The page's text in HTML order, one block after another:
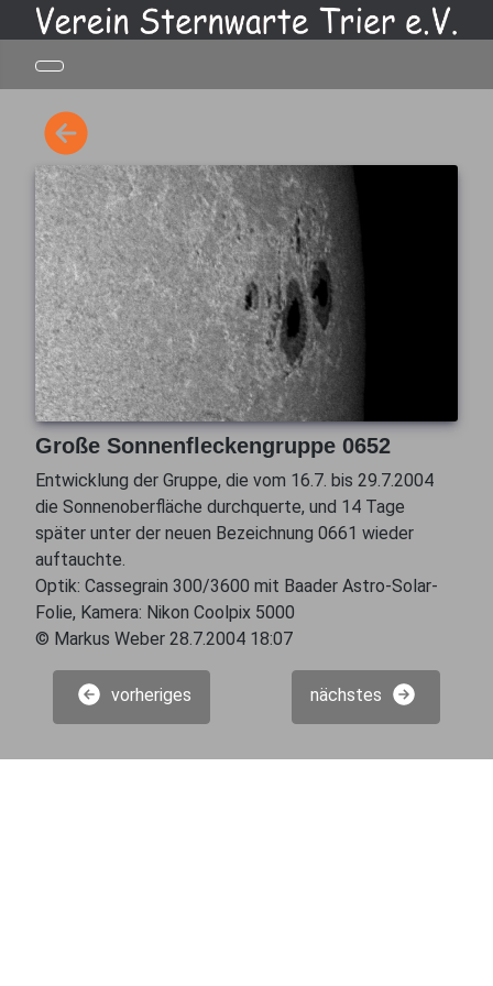
Große Sonnenfleckengruppe 0652
Entwicklung der Gruppe, die vom 16.7. bis 29.7.2004
die Sonnenoberfläche durchquerte, und 14 Tage
später unter der neuen Bezeichnung 0661 wieder
auftauchte.
Optik: Cassegrain 300/3600 mit Baader Astro-Solar-
Folie, Kamera: Nikon Coolpix 5000
© Markus Weber 28.7.2004 18:07
vorheriges nächstes